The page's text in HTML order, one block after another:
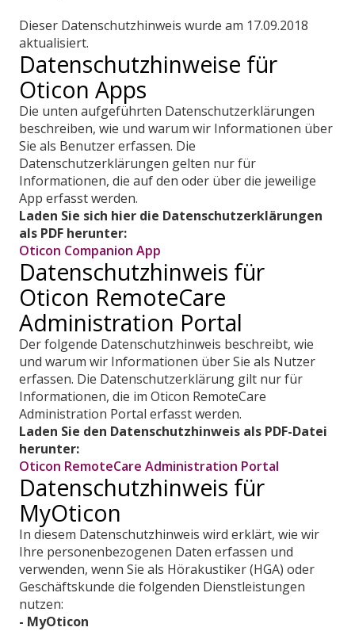
Dieser Datenschutzhinweis wurde am 17.09.2018
aktualisiert.
Datenschutzhinweise für
Oticon Apps
Die unten aufgeführten Datenschutzerklärungen
beschreiben, wie und warum wir Informationen über
Sie als Benutzer erfassen. Die
Datenschutzerklärungen gelten nur für
Informationen, die auf den oder über die jeweilige
App erfasst werden.
Laden Sie sich hier die Datenschutzerklärungen
als PDF herunter:
Oticon Companion App
Datenschutzhinweis für
Oticon RemoteCare
Administration Portal
Der folgende Datenschutzhinweis beschreibt, wie
und warum wir Informationen über Sie als Nutzer
erfassen. Die Datenschutzerklärung gilt nur für
Informationen, die im Oticon RemoteCare
Administration Portal erfasst werden.
Laden Sie den Datenschutzhinweis als PDF-Datei
herunter:
Oticon RemoteCare Administration Portal
Datenschutzhinweis für
MyOticon
In diesem Datenschutzhinweis wird erklärt, wie wir
Ihre personenbezogenen Daten erfassen und
verwenden, wenn Sie als Hörakustiker (HGA) oder
Geschäftskunde die folgenden Dienstleistungen
nutzen:
- MyOticon